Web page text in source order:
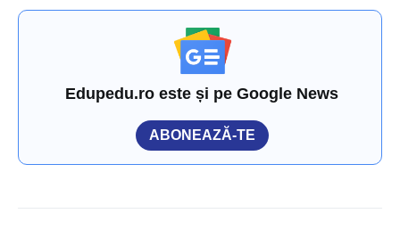
Edupedu.ro este și pe Google News
ABONEAZĂ-TE